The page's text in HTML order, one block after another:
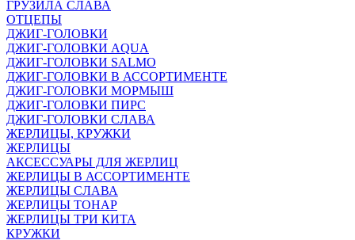
ГРУЗИЛА СЛАВА
ОТЦЕПЫ
ДЖИГ-ГОЛОВКИ
ДЖИГ-ГОЛОВКИ AQUA
ДЖИГ-ГОЛОВКИ SALMO
ДЖИГ-ГОЛОВКИ В АССОРТИМЕНТЕ
ДЖИГ-ГОЛОВКИ МОРМЫШ
ДЖИГ-ГОЛОВКИ ПИРС
ДЖИГ-ГОЛОВКИ СЛАВА
ЖЕРЛИЦЫ, КРУЖКИ
ЖЕРЛИЦЫ
АКСЕССУАРЫ ДЛЯ ЖЕРЛИЦ
ЖЕРЛИЦЫ В АССОРТИМЕНТЕ
ЖЕРЛИЦЫ СЛАВА
ЖЕРЛИЦЫ ТОНАР
ЖЕРЛИЦЫ ТРИ КИТА
КРУЖКИ